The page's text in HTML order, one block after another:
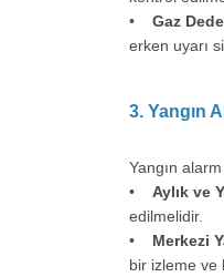
•
Gaz
erken uyarı
3. Yangın
Yangın
• Aylık ve
edilmelidir.
• Merkezi
bir izleme ve